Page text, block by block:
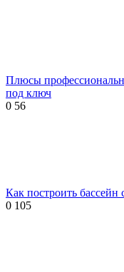
Плюсы
под ключ
0 56
Как построить
0 105